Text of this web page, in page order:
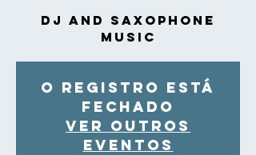
DJ and Saxophone
Music
O registro está
fechado
Ver outros
eventos